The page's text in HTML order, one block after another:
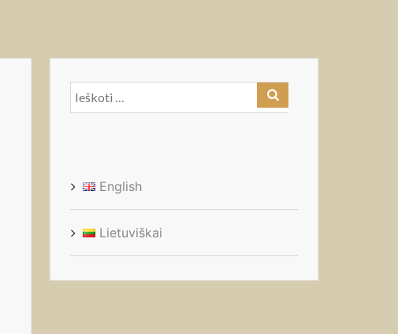
Ieškoti:
English
Lietuviškai